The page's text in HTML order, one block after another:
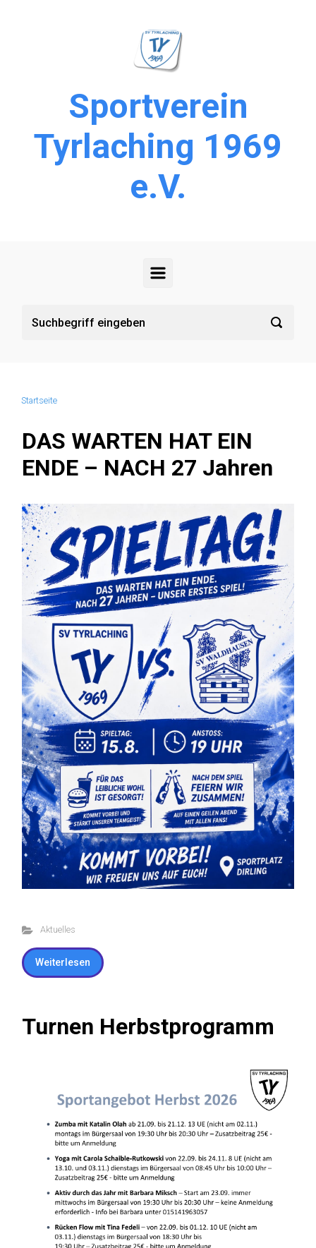
Sportverein
Tyrlaching 1969
e.V.
Startseite
DAS WARTEN HAT EIN
ENDE – NACH 27 Jahren
Aktuelles
Weiterlesen
Turnen Herbstprogramm